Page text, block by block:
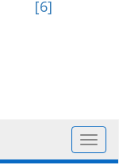
[6]